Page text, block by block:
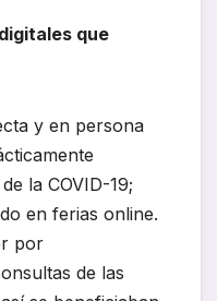
que
y en persona
la COVID-19;
en ferias online.
por
de las